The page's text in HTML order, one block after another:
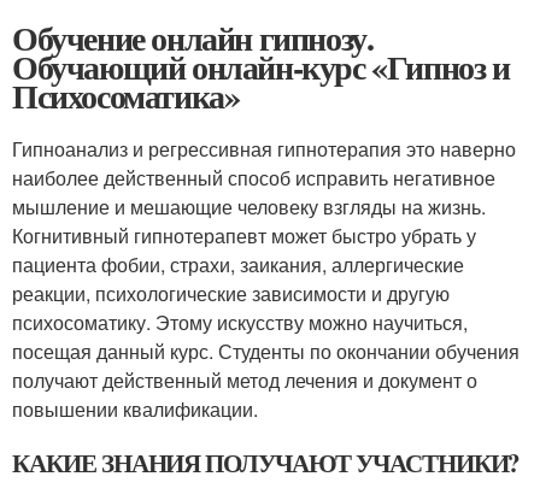
Обучение онлайн гипнозу.
Обучающий онлайн-курс «Гипноз и
Психосоматика»
Гипноанализ и регрессивная гипнотерапия это наверно
наиболее действенный способ исправить негативное
мышление и мешающие человеку взгляды на жизнь.
Когнитивный гипнотерапевт может быстро убрать у
пациента фобии, страхи, заикания, аллергические
реакции, психологические зависимости и другую
психосоматику. Этому искусству можно научиться,
посещая данный курс. Студенты по окончании обучения
получают действенный метод лечения и документ о
повышении квалификации.
КАКИЕ ЗНАНИЯ ПОЛУЧАЮТ УЧАСТНИКИ?